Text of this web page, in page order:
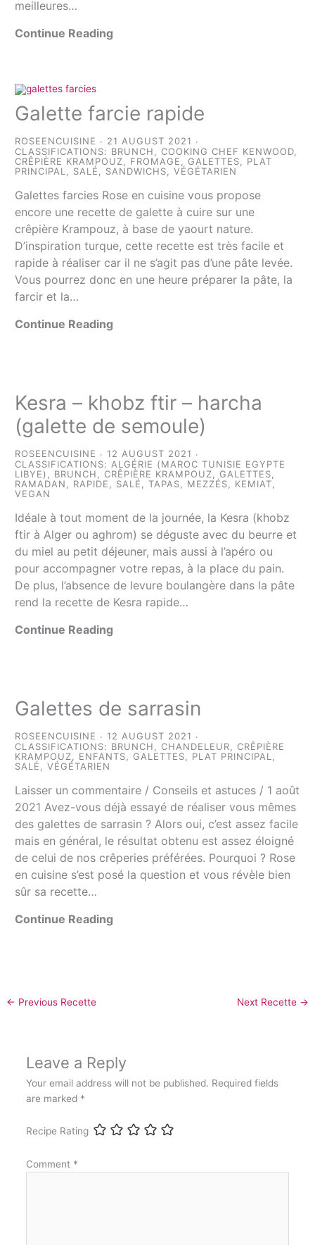
meilleures…
Continue Reading
Galette farcie rapide
ROSEENCUISINE
21 AUGUST 2021
CLASSIFICATIONS: BRUNCH ,COOKING CHEF KENWOOD
CRÊPIÈRE KRAMPOUZ
FROMAGE ,GALETTES
PLAT
PRINCIPAL
SALÉ SANDWICHS ,VÉGÉTARIEN
Galettes farcies Rose en cuisine vous propose
encore une recette de galette à cuire sur une
crêpière Krampouz, à base de yaourt nature.
D’inspiration turque, cette recette est très facile et
rapide à réaliser car il ne s’agit pas d’une pâte levée.
Vous pourrez donc en une heure préparer la pâte, la
farcir et la…
Continue Reading
Kesra – khobz ftir – harcha
(galette de semoule)
ROSEENCUISINE
12 AUGUST 2021
CLASSIFICATIONS: ALGÉRIE (MAROC TUNISIE EGYPTE
LIBYE)
BRUNCH ,CRÊPIÈRE KRAMPOUZ ,GALETTES
RAMADAN
RAPIDE SALÉ ,TAPAS, MEZZÉS, KEMIAT
VEGAN
Idéale à tout moment de la journée, la Kesra (khobz
ftir à Alger ou aghrom) se déguste avec du beurre et
du miel au petit déjeuner, mais aussi à l’apéro ou
pour accompagner votre repas, à la place du pain.
De plus, l’absence de levure boulangère dans la pâte
rend la recette de Kesra rapide…
Continue Reading
Galettes de sarrasin
ROSEENCUISINE
12 AUGUST 2021
CLASSIFICATIONS: BRUNCH ,CHANDELEUR ,CRÊPIÈRE
KRAMPOUZ
ENFANTS ,GALETTES PLAT PRINCIPAL
SALÉ
,VÉGÉTARIEN
Laisser un commentaire / Conseils et astuces / 1 août
2021 Avez-vous déjà essayé de réaliser vous mêmes
des galettes de sarrasin ? Alors oui, c’est assez facile
mais en général, le résultat obtenu est assez éloigné
de celui de nos crêperies préférées. Pourquoi ? Rose
en cuisine s’est posé la question et vous révèle bien
sûr sa recette…
Continue Reading
← Previous Recette Next Recette →
Leave a Reply
Your email address will not be published. Required fields
are marked *
Recipe Rating
Comment *